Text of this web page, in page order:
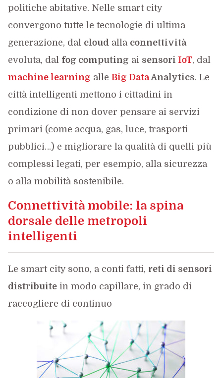
politiche abitative. Nelle smart city
convergono tutte le tecnologie di ultima
generazione, dal cloudalla connettività
evoluta, dal fog computing ai sensori IoT, dal
machine learning alle Big DataAnalytics. Le
città intelligenti mettono i cittadini in
condizione di non dover pensare ai servizi
primari (come acqua, gas, luce, trasporti
pubblici…) e migliorare la qualità di quelli più
complessi legati, per esempio, alla sicurezza
o alla mobilità sostenibile.
Connettività mobile: la spina
dorsale delle metropoli
intelligenti
Le smart city sono, a conti fatti, reti di sensori
distribuitein modo capillare, in grado di
raccogliere di continuo